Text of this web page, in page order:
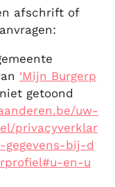
afschrift of
‘Mijn Burgerp
getoond
uw-
privacyverklar
bij-d
en-u